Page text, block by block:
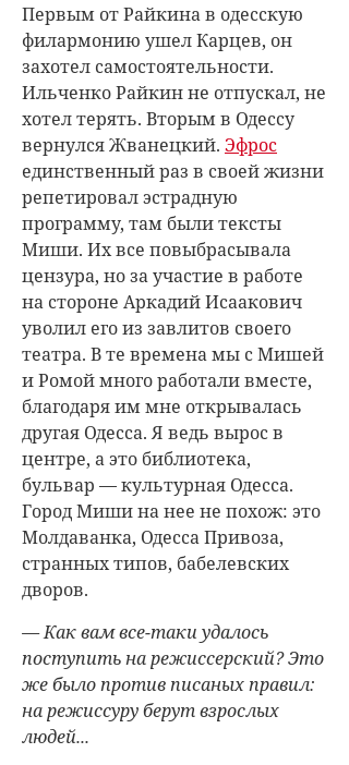
Первым от Райкина в одесскую
филармонию ушел Карцев, он
захотел самостоятельности.
Ильченко Райкин не отпускал, не
хотел терять. Вторым в Одессу
вернулся Жванецкий. Эфрос
единственный раз в своей жизни
репетировал эстрадную
программу, там были тексты
Миши. Их все повыбрасывала
цензура, но за участие в работе
на стороне Аркадий Исаакович
уволил его из завлитов своего
театра. В те времена мы с Мишей
и Ромой много работали вместе,
благодаря им мне открывалась
другая Одесса. Я ведь вырос в
центре, а это библиотека,
бульвар — культурная Одесса.
Город Миши на нее не похож: это
Молдаванка, Одесса Привоза,
странных типов, бабелевских
дворов.
— Как вам все-таки удалось
поступить на режиссерский? Это
же было против писаных правил:
на режиссуру берут взрослых
людей...